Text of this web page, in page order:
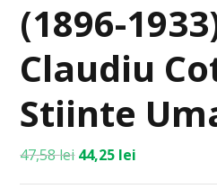
(1896-
Claudiu
Stiinte
47,58lei 44,25 lei